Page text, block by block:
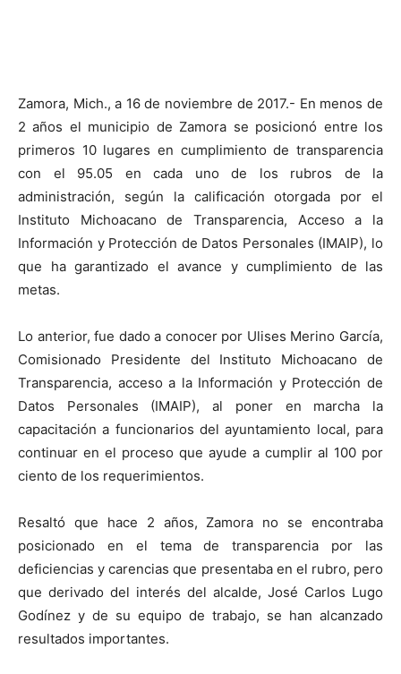
Zamora, Mich., a 16 de noviembre de 2017.- En menos de
2 años el municipio de Zamora se posicionó entre los
primeros 10 lugares en cumplimiento de transparencia
con el 95.05 en cada uno de los rubros de la
administración, según la calificación otorgada por el
Instituto Michoacano de Transparencia, Acceso a la
Información y Protección de Datos Personales (IMAIP), lo
que ha garantizado el avance y cumplimiento de las
metas.
Lo anterior, fue dado a conocer por Ulises Merino García,
Comisionado Presidente del Instituto Michoacano de
Transparencia, acceso a la Información y Protección de
Datos Personales (IMAIP), al poner en marcha la
capacitación a funcionarios del ayuntamiento local, para
continuar en el proceso que ayude a cumplir al 100 por
ciento de los requerimientos.
Resaltó que hace 2 años, Zamora no se encontraba
posicionado en el tema de transparencia por las
deficiencias y carencias que presentaba en el rubro, pero
que derivado del interés del alcalde, José Carlos Lugo
Godínez y de su equipo de trabajo, se han alcanzado
resultados importantes.